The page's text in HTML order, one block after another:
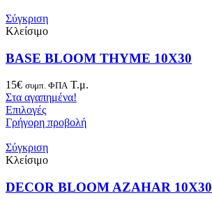
Σύγκριση
Κλείσιμο
BASE BLOOM THYME 10X30
15€ συμπ. ΦΠΑ Τ.μ.
Στα αγαπημένα!
Επιλογές
Γρήγορη προβολή
Σύγκριση
Κλείσιμο
DECOR BLOOM AZAHAR 10X30